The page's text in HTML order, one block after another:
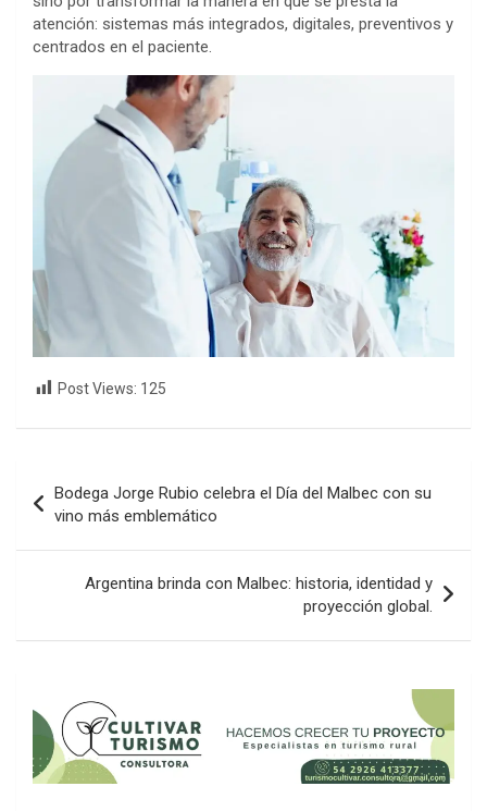
atención: sistemas más integrados, digitales, preventivos y
centrados en el paciente.
Post Views: 125
de
entradas
Bodega Jorge Rubio celebra el Día del Malbec con su
vino más emblemático
Argentina brinda con Malbec: historia, identidad y
proyección global.